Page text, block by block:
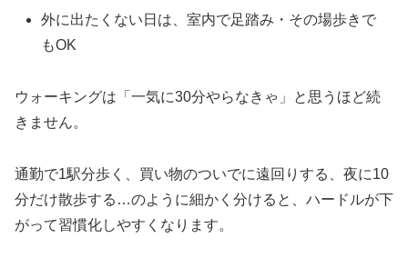
外に出たくない日は、室内で足踏み・その場歩きで
もOK
ウォーキングは「一気に30分やらなきゃ」と思うほど続
きません。
通勤で1駅分歩く、買い物のついでに遠回りする、夜に10
分だけ散歩する…のように細かく分けると、ハードルが下
がって習慣化しやすくなります。